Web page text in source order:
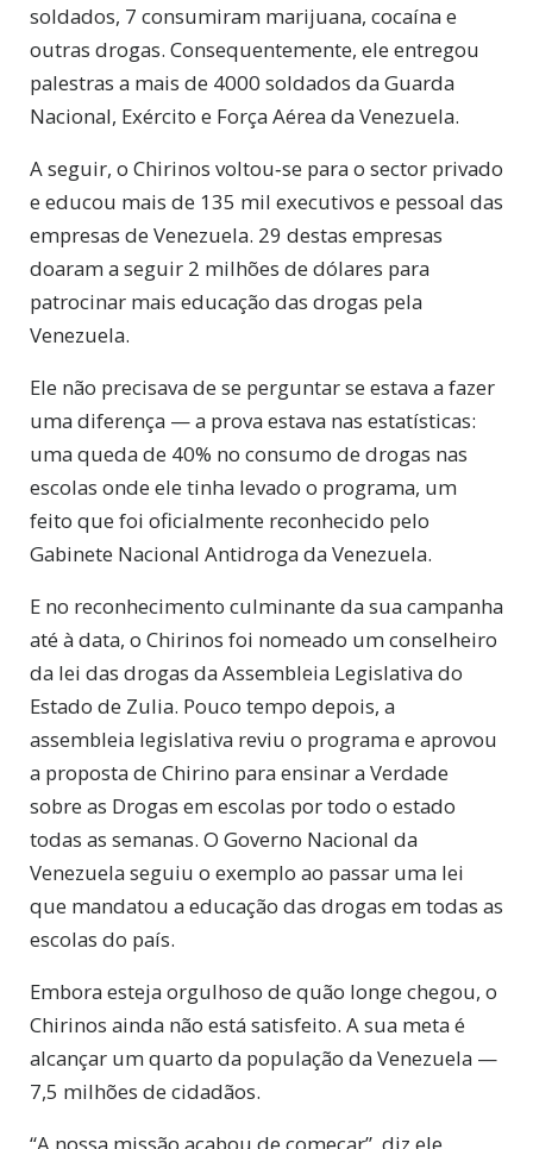
soldados, 7 consumiram marijuana, cocaína e
outras drogas. Consequentemente, ele entregou
palestras a mais de 4000 soldados da Guarda
Nacional, Exército e Força Aérea da Venezuela.
A seguir, o Chirinos voltou‑se para o sector privado
e educou mais de 135 mil executivos e pessoal das
empresas de Venezuela. 29 destas empresas
doaram a seguir 2 milhões de dólares para
patrocinar mais educação das drogas pela
Venezuela.
Ele não precisava de se perguntar se estava a fazer
uma diferença — a prova estava nas estatísticas:
uma queda de 40% no consumo de drogas nas
escolas onde ele tinha levado o programa, um
feito que foi oficialmente reconhecido pelo
Gabinete Nacional Antidroga da Venezuela.
E no reconhecimento culminante da sua campanha
até à data, o Chirinos foi nomeado um conselheiro
da lei das drogas da Assembleia Legislativa do
Estado de Zulia. Pouco tempo depois, a
assembleia legislativa reviu o programa e aprovou
a proposta de Chirino para ensinar a Verdade
sobre as Drogas em escolas por todo o estado
todas as semanas. O Governo Nacional da
Venezuela seguiu o exemplo ao passar uma lei
que mandatou a educação das drogas em todas as
escolas do país.
Embora esteja orgulhoso de quão longe chegou, o
Chirinos ainda não está satisfeito. A sua meta é
alcançar um quarto da população da Venezuela —
7,5 milhões de cidadãos.
“A nossa missão acabou de começar”, diz ele.